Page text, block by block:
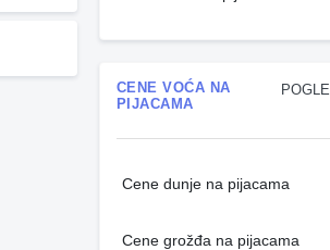
CENE VOĆA NA
PIJACAMA
Cene dunje na pijacama
Cene grožđa na pijacama